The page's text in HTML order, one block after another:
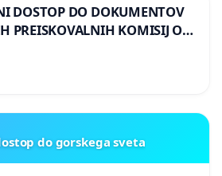
DOSTOP DO DOKUMENTOV
PREISKOVALNIH KOMISIJ O
Z OROŽJEM
do gorskega sveta